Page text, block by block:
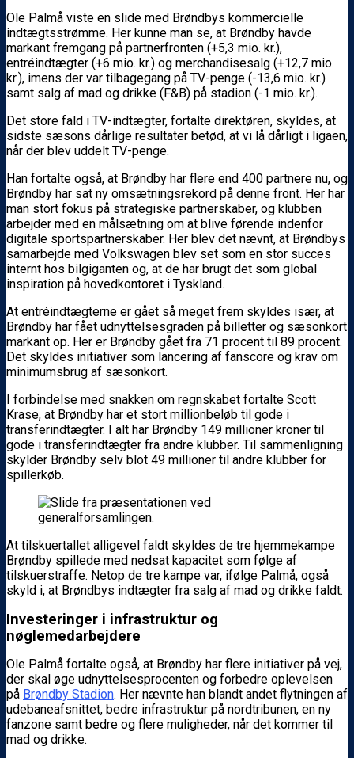
Ole Palmå viste en slide med Brøndbys kommercielle
indtægtsstrømme. Her kunne man se, at Brøndby havde
markant fremgang på partnerfronten (+5,3 mio. kr.),
entréindtægter (+6 mio. kr.) og merchandisesalg (+12,7 mio.
kr.), imens der var tilbagegang på TV-penge (-13,6 mio. kr.)
samt salg af mad og drikke (F&B) på stadion (-1 mio. kr.).
Det store fald i TV-indtægter, fortalte direktøren, skyldes, at
sidste sæsons dårlige resultater betød, at vi lå dårligt i ligaen,
når der blev uddelt TV-penge.
Han fortalte også, at Brøndby har flere end 400 partnere nu, og
Brøndby har sat ny omsætningsrekord på denne front. Her har
man stort fokus på strategiske partnerskaber, og klubben
arbejder med en målsætning om at blive førende indenfor
digitale sportspartnerskaber. Her blev det nævnt, at Brøndbys
samarbejde med Volkswagen blev set som en stor succes
internt hos bilgiganten og, at de har brugt det som global
inspiration på hovedkontoret i Tyskland.
At entréindtægterne er gået så meget frem skyldes især, at
Brøndby har fået udnyttelsesgraden på billetter og sæsonkort
markant op. Her er Brøndby gået fra 71 procent til 89 procent.
Det skyldes initiativer som lancering af fanscore og krav om
minimumsbrug af sæsonkort.
I forbindelse med snakken om regnskabet fortalte Scott
Krase, at Brøndby har et stort millionbeløb til gode i
transferindtægter. I alt har Brøndby 149 millioner kroner til
gode i transferindtægter fra andre klubber. Til sammenligning
skylder Brøndby selv blot 49 millioner til andre klubber for
spillerkøb.
At tilskuertallet alligevel faldt skyldes de tre hjemmekampe
Brøndby spillede med nedsat kapacitet som følge af
tilskuerstraffe. Netop de tre kampe var, ifølge Palmå, også
skyld i, at Brøndbys indtægter fra salg af mad og drikke faldt.
Investeringer i infrastruktur og
nøglemedarbejdere
Ole Palmå fortalte også, at Brøndby har flere initiativer på vej,
der skal øge udnyttelsesprocenten og forbedre oplevelsen
på Brøndby Stadion. Her nævnte han blandt andet flytningen af
udebaneafsnittet, bedre infrastruktur på nordtribunen, en ny
fanzone samt bedre og flere muligheder, når det kommer til
mad og drikke.